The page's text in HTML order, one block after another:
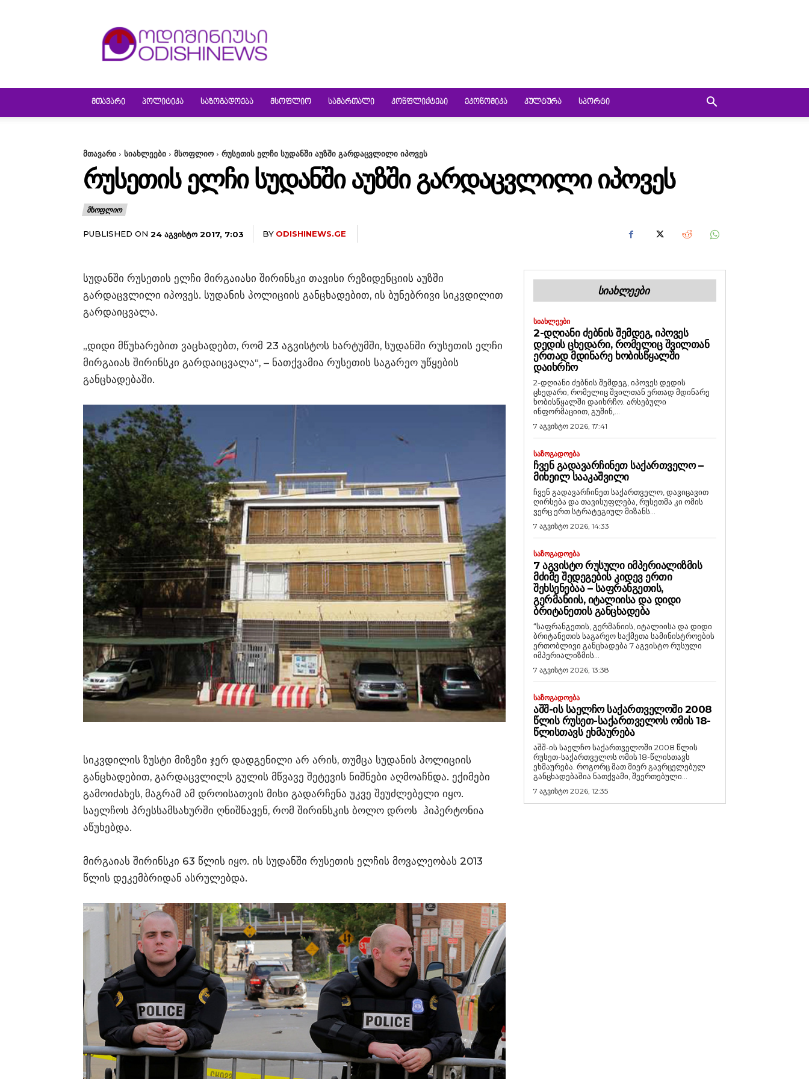
ᲛᲗᲐᲕᲐᲠᲘ ᲞᲝᲚᲘᲢᲘᲙᲐ ᲡᲐᲖᲝᲒᲐᲓᲝᲔᲑᲐ ᲛᲡᲝᲤᲚᲘᲝ ᲡᲐᲛᲐᲠᲗᲐᲚᲘ ᲙᲝᲜᲤᲚᲘᲥᲢᲔᲑᲘ ᲔᲙᲝᲜᲝᲛᲘᲙᲐ ᲙᲣᲚᲢᲣᲠᲐ ᲡᲞᲝᲠᲢᲘ
მთავარი სიახლეები მსოფლიო რუსეთის ელჩი სუდანში აუზში გარდაცვლილი იპოვეს
ᲠᲣᲡᲔᲗᲘᲡ ᲔᲚᲩᲘ ᲡᲣᲓᲐᲜᲨᲘ ᲐᲣᲖᲨᲘ ᲒᲐᲠᲓᲐᲪᲕᲚᲘᲚᲘ ᲘᲞᲝᲕᲔᲡ
ᲛᲡᲝᲤᲚᲘᲝ
PUBLISHED ON 24 ᲐᲒᲕᲘᲡᲢᲝ 2017, 7:03 BY ODISHINEWS.GE
სუდანში რუსეთის ელჩი მირგაიასი შირინსკი თავისი რეზიდენციის აუზში
გარდაცვლილი იპოვეს. სუდანის პოლიციის განცხადებით, ის ბუნებრივი სიკვდილით
გარდაიცვალა.
„დიდი მწუხარებით ვაცხადებთ, რომ 23 აგვისტოს ხარტუმში, სუდანში რუსეთის ელჩი
მირგაიას შირინსკი გარდაიცვალა“, – ნათქვამია რუსეთის საგარეო უწყების
განცხადებაში.
სიკვდილის ზუსტი მიზეზი ჯერ დადგენილი არ არის, თუმცა სუდანის პოლიციის
განცხადებით, გარდაცვლილს გულის მწვავე შეტევის ნიშნები აღმოაჩნდა. ექიმები
გამოიძახეს, მაგრამ ამ დროისათვის მისი გადარჩენა უკვე შეუძლებელი იყო.
საელჩოს პრესსამსახურში ღნიშნავენ, რომ შირინსკის ბოლო დროს ჰიპერტონია
აწუხებდა.
მირგაიას შირინსკი 63 წლის იყო. ის სუდანში რუსეთის ელჩის მოვალეობას 2013
წლის დეკემბრიდან ასრულებდა.
ᲡᲘᲐᲮᲚᲔᲔᲑᲘ
ᲡᲘᲐᲮᲚᲔᲔᲑᲘ
2-ᲓᲦᲘᲐᲜᲘ ᲫᲔᲑᲜᲘᲡ ᲨᲔᲛᲓᲔᲒ, ᲘᲞᲝᲕᲔᲡ
ᲓᲔᲓᲘᲡ ᲪᲮᲔᲓᲐᲠᲘ, ᲠᲝᲛᲔᲚᲘᲪ ᲨᲕᲘᲚᲗᲐᲜ
ᲔᲠᲗᲐᲓ ᲛᲓᲘᲜᲐᲠᲔ ᲮᲝᲑᲘᲡᲬᲧᲐᲚᲨᲘ
ᲓᲐᲘᲮᲠᲩᲝ
2-დღიანი ძებნის შემდეგ, იპოვეს დედის
ცხედარი, რომელიც შვილთან ერთად მდინარე
ხობისწყალში დაიხრჩო. არსებული
ინფორმაციით, გუშინ,...
7 აგვისტო 2026, 17:41
ᲡᲐᲖᲝᲒᲐᲓᲝᲔᲑᲐ
ᲩᲕᲔᲜ ᲒᲐᲓᲐᲕᲐᲠᲩᲘᲜᲔᲗ ᲡᲐᲥᲐᲠᲗᲕᲔᲚᲝ –
ᲛᲘᲮᲔᲘᲚ ᲡᲐᲐᲙᲐᲨᲕᲘᲚᲘ
ჩვენ გადავარჩინეთ საქართველო, დავიცავით
ღირსება და თავისუფლება, რუსეთმა კი ომის
ვერც ერთ სტრატეგიულ მიზანს...
7 აგვისტო 2026, 14:33
ᲡᲐᲖᲝᲒᲐᲓᲝᲔᲑᲐ
7 ᲐᲒᲕᲘᲡᲢᲝ ᲠᲣᲡᲣᲚᲘ ᲘᲛᲞᲔᲠᲘᲐᲚᲘᲖᲛᲘᲡ
ᲛᲫᲘᲛᲔ ᲨᲔᲓᲔᲒᲔᲑᲘᲡ ᲙᲘᲓᲔᲕ ᲔᲠᲗᲘ
ᲨᲔᲮᲡᲔᲜᲔᲑᲐᲐ – ᲡᲐᲤᲠᲐᲜᲒᲔᲗᲘᲡ,
ᲒᲔᲠᲛᲐᲜᲘᲘᲡ, ᲘᲢᲐᲚᲘᲘᲡᲐ ᲓᲐ ᲓᲘᲓᲘ
ᲑᲠᲘᲢᲐᲜᲔᲗᲘᲡ ᲒᲐᲜᲪᲮᲐᲓᲔᲑᲐ
“საფრანგეთის, გერმანიის, იტალიისა და დიდი
ბრიტანეთის საგარეო საქმეთა სამინისტროების
ერთობლივი განცხადება 7 აგვისტო რუსული
იმპერიალიზმის...
7 აგვისტო 2026, 13:38
ᲡᲐᲖᲝᲒᲐᲓᲝᲔᲑᲐ
ᲐᲨᲨ-ᲘᲡ ᲡᲐᲔᲚᲩᲝ ᲡᲐᲥᲐᲠᲗᲕᲔᲚᲝᲨᲘ 2008
ᲬᲚᲘᲡ ᲠᲣᲡᲔᲗ-ᲡᲐᲥᲐᲠᲗᲕᲔᲚᲝᲡ ᲝᲛᲘᲡ 18-
ᲬᲚᲘᲡᲗᲐᲕᲡ ᲔᲮᲛᲐᲣᲠᲔᲑᲐ
აშშ-ის საელჩო საქართველოში 2008 წლის
რუსეთ-საქართველოს ომის 18-წლისთავს
ეხმაურება. როგორც მათ მიერ გავრცელებულ
განცხადებაშია ნათქვამი, შეერთებული...
7 აგვისტო 2026, 12:35